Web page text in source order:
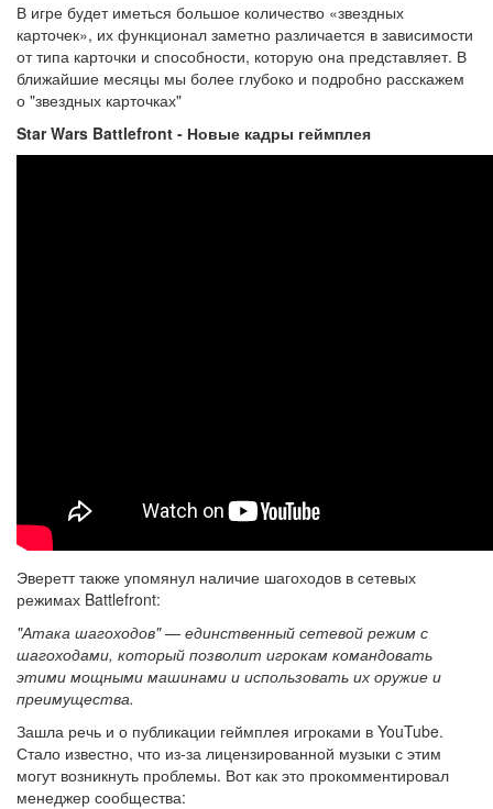
В игре будет иметься большое количество «звездных
карточек», их функционал заметно различается в зависимости
от типа карточки и способности, которую она представляет. В
ближайшие месяцы мы более глубоко и подробно расскажем
о "звездных карточках"
Star Wars Battlefront - Новые кадры геймплея
Эверетт также упомянул наличие шагоходов в сетевых
режимах Battlefront:
"Атака шагоходов" — единственный сетевой режим с
шагоходами, который позволит игрокам командовать
этими мощными машинами и использовать их оружие и
преимущества.
Зашла речь и о публикации геймплея игроками в YouTube.
Стало известно, что из-за лицензированной музыки с этим
могут возникнуть проблемы. Вот как это прокомментировал
менеджер сообщества: